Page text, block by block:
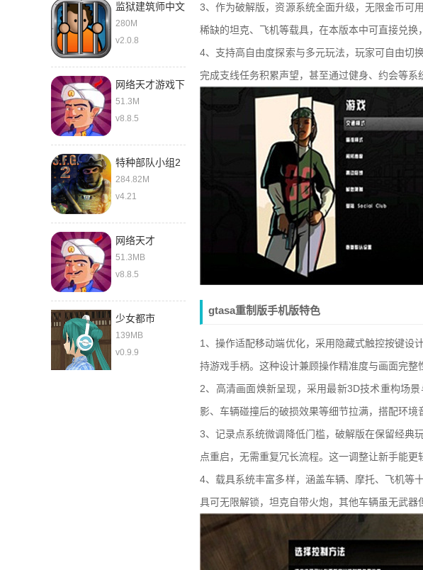
监狱建筑师中文
280M
v2.0.8
网络天才游戏下
载中文版
51.3M
v8.8.5
特种部队小组2
最新版
284.82M
v4.21
网络天才
51.3MB
v8.8.5
少女都市
139MB
v0.9.9
3、作为破解版，资源系统全面升级，无限金币可
稀缺的坦克、飞机等载具，在本版本中可直接兑换
4、支持高自由度探索与多元玩法，玩家可自由切
完成支线任务积累声望，甚至通过健身、约会等系
gtasa重制版手机版特色
1、操作适配移动端优化，采用隐藏式触控按键设
持游戏手柄。这种设计兼顾操作精准度与画面完整
2、高清画面焕新呈现，采用最新3D技术重构场
影、车辆碰撞后的破损效果等细节拉满，搭配环境
3、记录点系统微调降低门槛，破解版在保留经典
点重启，无需重复冗长流程。这一调整让新手能更
4、载具系统丰富多样，涵盖车辆、摩托、飞机等
具可无限解锁，坦克自带火炮，其他车辆虽无武器